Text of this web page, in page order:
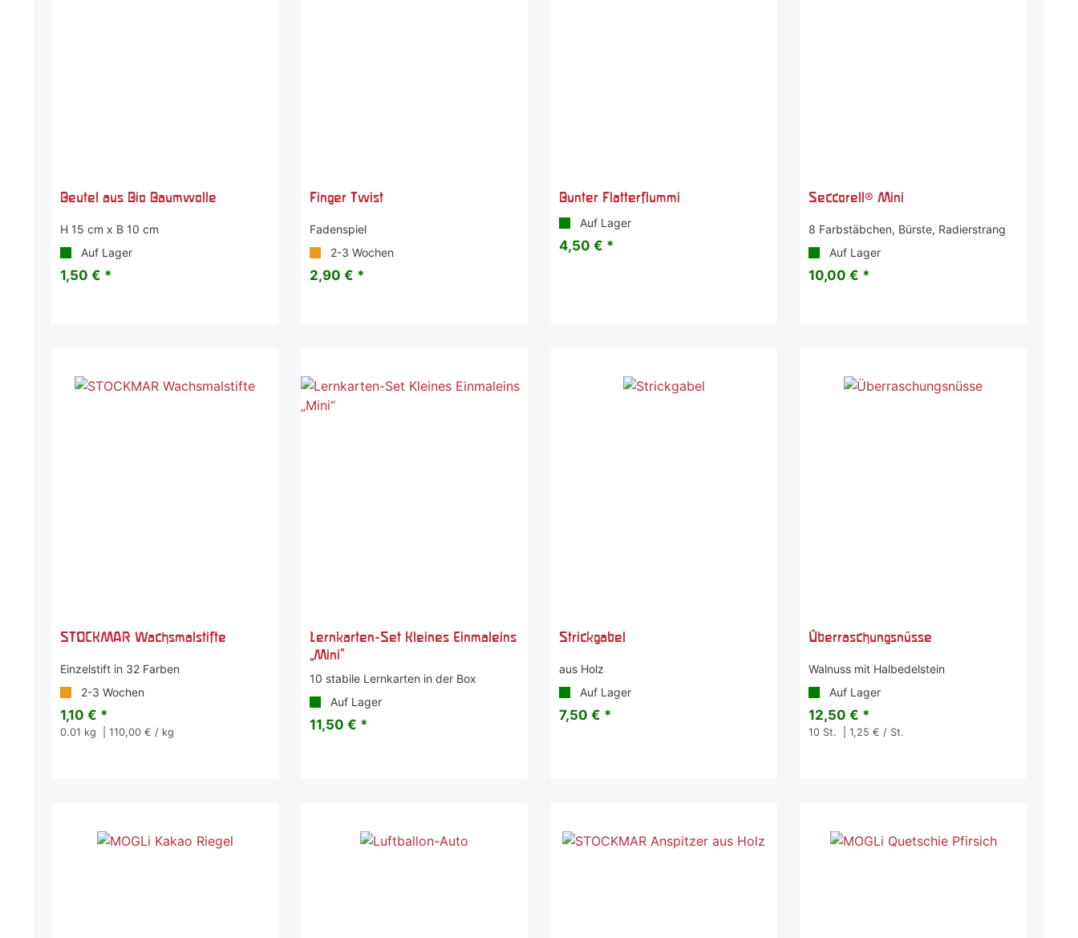
Beutel aus Bio Baumwolle
H 15 cm x B 10 cm
Auf Lager
1,50 € *
Finger Twist
Fadenspiel
2-3 Wochen
2,90 € *
Bunter Flatterflummi
Auf Lager
4,50 € *
Seccorell® Mini
8 Farbstäbchen, Bürste, Radierstrang
Auf Lager
10,00 € *
STOCKMAR Wachsmalstifte
Einzelstift in 32 Farben
2-3 Wochen
1,10 € *
0.01 kg | 110,00 € / kg
Lernkarten-Set Kleines Einmaleins
„Mini“
10 stabile Lernkarten in der Box
Auf Lager
11,50 € *
Strickgabel
aus Holz
Auf Lager
7,50 € *
Überraschungsnüsse
Walnuss mit Halbedelstein
Auf Lager
12,50 € *
10 St. | 1,25 € / St.